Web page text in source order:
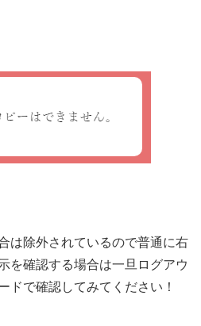
は除外されているので普通に右
を確認する場合は一旦ログアウ
ドで確認してみてください！